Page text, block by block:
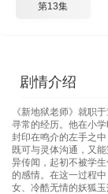
第13集
剧情介绍
《新地狱老师》就职
寻常的经历。他在小
封印在鸣介的左手之中
既可与灵体沟通，又
异传闻，起初不被学
的感情。在这一过程
女、冷酷无情的妖狐